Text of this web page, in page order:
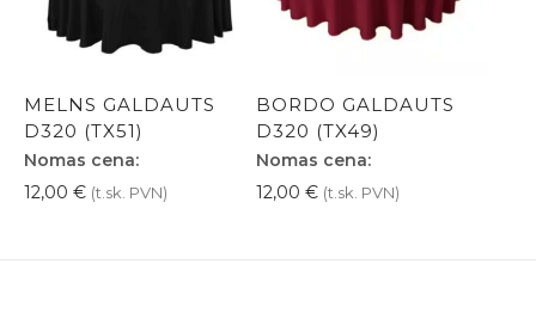
MELNS GALDAUTS
D320 (TX51)
Nomas cena:
12,00 € (t.sk. PVN)
BORDO GALDAUTS
D320 (TX49)
Nomas cena:
12,00 € (t.sk. PVN)